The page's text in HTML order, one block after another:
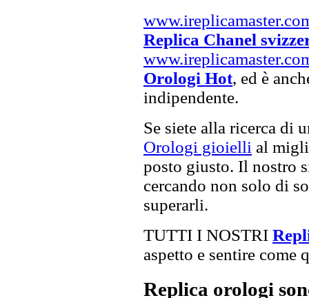
Replica Chanel
Orologi Hot, ed è
indipendente.
Se siete alla ricerca di
Orologi gioielli al
posto giusto. Il nostro
cercando non solo di
superarli.
TUTTI I NOSTRI
aspetto e sentire
Replica orologi